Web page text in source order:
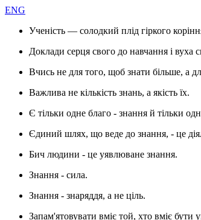
ENG
Ученість — солодкий плід гіркого
Доклади серця свого до навчання і вуха
Вчись не для того, щоб знати більше, а
Важлива не кількість знань, а якість їх.
Є тільки одне благо - знання й тільки
Єдиний шлях, що веде до знання, - це
Бич людини - це уявлюване знання.
Знання - сила.
Знання - знаряддя, а не ціль.
Запам'ятовувати вміє той, хто вміє бути